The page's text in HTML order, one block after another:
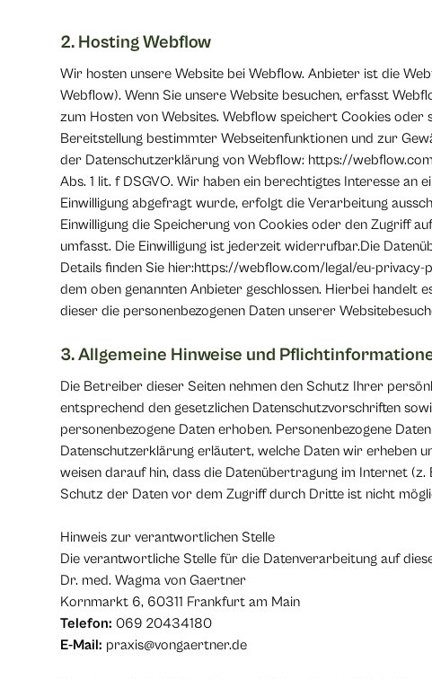
2. Hosting Webflow
Wir hosten unsere Website bei Webflow. Anbieter ist die
Webflow). Wenn Sie unsere Website besuchen, erfasst
zum Hosten von Websites. Webflow speichert Cookies
Bereitstellung bestimmter Webseitenfunktionen und zur
der Datenschutzerklärung von Webflow: https://
Abs. 1 lit. f DSGVO. Wir haben ein berechtigtes Interesse
Einwilligung abgefragt wurde, erfolgt die Verarbeitung
Einwilligung die Speicherung von Cookies oder den Zugriff
umfasst. Die Einwilligung ist jederzeit widerrufbar.Die
Details finden Sie hier:https://webflow.com/legal/eu-
dem oben genannten Anbieter geschlossen. Hierbei
dieser die personenbezogenen Daten unserer
3. Allgemeine Hinweise und
Die Betreiber dieser Seiten nehmen den Schutz Ihrer
entsprechend den gesetzlichen Datenschutzvorschriften
personenbezogene Daten erhoben. Personenbezogene
Datenschutzerklärung erläutert, welche Daten wir erheben
weisen darauf hin, dass die Datenübertragung im Internet
Schutz der Daten vor dem Zugriff durch Dritte ist nicht
Hinweis zur verantwortlichen Stelle
Die verantwortliche Stelle für die Datenverarbeitung auf
Dr. med. Wagma von Gaertner
Kornmarkt 6, 60311 Frankfurt am Main
Telefon: 069 20434180
E-Mail: praxis@vongaertner.de